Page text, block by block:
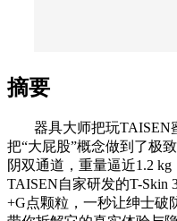
摘要
器具大师把玩TAISEN
把“大屁股”概念做到了极
阴双通道，重量逼近1.2
TAISEN自家研发的T-Skin
+G点颗粒，一秒让绅士破